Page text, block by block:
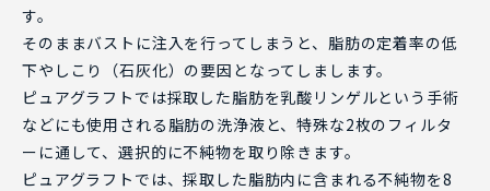
す。
そのままバストに注入を行ってしまうと、脂肪の定着率の低
下やしこり（石灰化）の要因となってしまします。
ピュアグラフトでは採取した脂肪を乳酸リンゲルという手術
などにも使用される脂肪の洗浄液と、特殊な2枚のフィルタ
ーに通して、選択的に不純物を取り除きます。
ピュアグラフトでは、採取した脂肪内に含まれる不純物を8